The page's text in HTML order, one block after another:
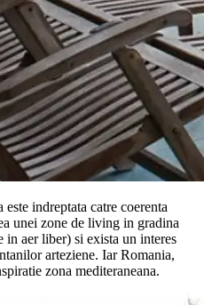
indreptata catre coerenta
unei zone de living in gradina
in aer liber) si exista un interes
arteziene. Iar Romania,
zona mediteraneana.